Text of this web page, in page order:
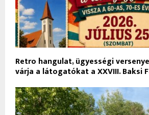
Retro hangulat, ügyességi
várja a látogatókat a XXVIII. Baksi